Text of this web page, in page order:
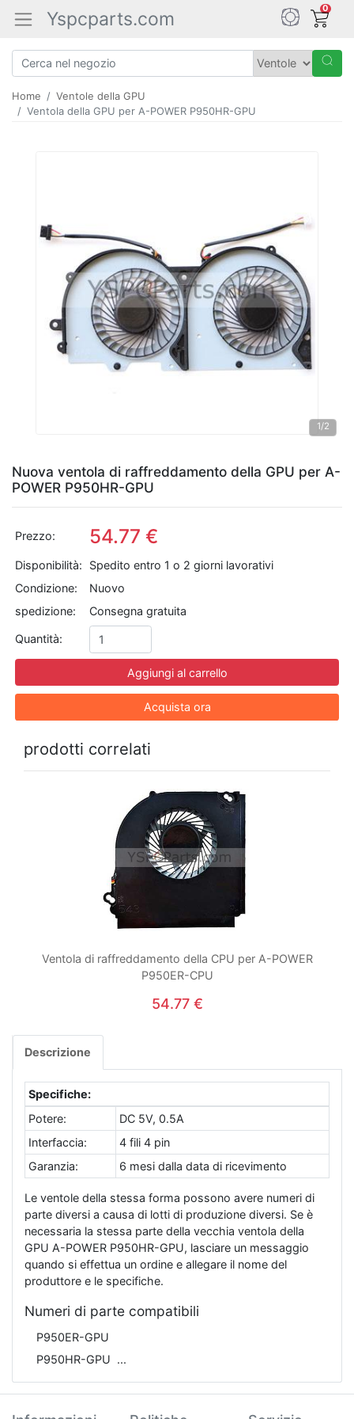
Yspcparts.com 0
Home
Ventole della GPU
Ventola della GPU per A-POWER P950HR-GPU
1/2
Nuova ventola di raffreddamento della GPU per A-
POWER P950HR-GPU
Prezzo: 54.77 €
Disponibilità:
Spedito entro 1 o 2 giorni lavorativi
Condizione:
Nuovo
spedizione:
Consegna gratuita
Quantità:
Aggiungi al carrello
Acquista ora
prodotti correlati
Ventola di raffreddamento della CPU per A-POWER
P950ER-CPU
54.77 €
Descrizione
Specifiche:
Potere:
DC 5V, 0.5A
Interfaccia:
4 fili 4 pin
Garanzia:
6 mesi dalla data di ricevimento
Le ventole della stessa forma possono avere numeri di
parte diversi a causa di lotti di produzione diversi. Se è
necessaria la stessa parte della vecchia ventola della
GPU A-POWER P950HR-GPU, lasciare un messaggio
quando si effettua un ordine e allegare il nome del
produttore e le specifiche.
Numeri di parte compatibili
P950ER-GPU
P950HR-GPU